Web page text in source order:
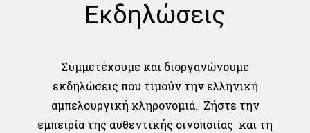
Εκδηλώσεις
Συμμετέχουμε και διοργανώνουμε
εκδηλώσεις που τιμούν την ελληνική
αμπελουργική κληρονομιά. Ζήστε την
εμπειρία της αυθεντικής οινοποιίας και τη